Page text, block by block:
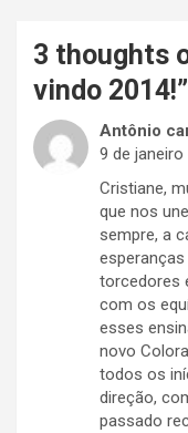
3 thoughts
vindo 2014!”
Antônio
9 de janeiro
Cristiane,
que nos
sempre, a
esperanças
torcedores
com os
esses
novo
todos os
direção,
passado